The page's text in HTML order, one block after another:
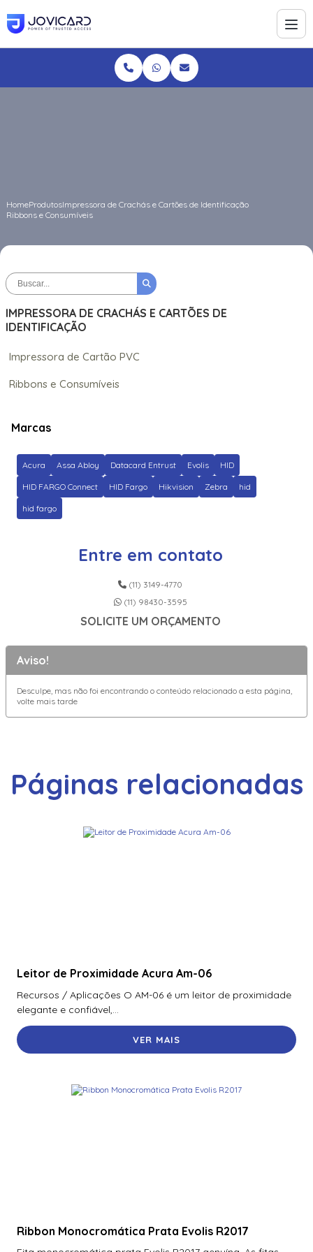
HomeProdutosImpressora de Crachás e Cartões de Identificação
Ribbons e Consumíveis
IMPRESSORA DE CRACHÁS E CARTÕES DE
IDENTIFICAÇÃO
Impressora de Cartão PVC
Ribbons e Consumíveis
Marcas
Acura Assa Abloy Datacard Entrust Evolis HID
HID FARGO Connect HID Fargo Hikvision Zebra hid
hid fargo
Entre em contato
(11) 3149-4770
(11) 98430-3595
SOLICITE UM ORÇAMENTO
Aviso!
Desculpe, mas não foi encontrando o conteúdo relacionado a esta página,
volte mais tarde
Páginas relacionadas
Leitor de Proximidade Acura Am-06
Recursos / Aplicações O AM-06 é um leitor de proximidade
elegante e confiável,...
VER MAIS
Ribbon Monocromática Prata Evolis R2017